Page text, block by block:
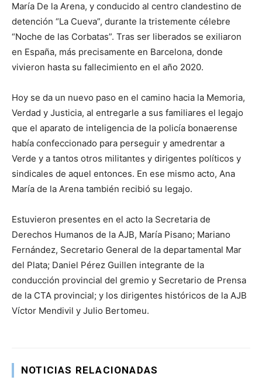
María De la Arena, y conducido al centro clandestino de
detención “La Cueva”, durante la tristemente célebre
“Noche de las Corbatas”. Tras ser liberados se exiliaron
en España, más precisamente en Barcelona, donde
vivieron hasta su fallecimiento en el año 2020.
Hoy se da un nuevo paso en el camino hacia la Memoria,
Verdad y Justicia, al entregarle a sus familiares el legajo
que el aparato de inteligencia de la policía bonaerense
había confeccionado para perseguir y amedrentar a
Verde y a tantos otros militantes y dirigentes políticos y
sindicales de aquel entonces. En ese mismo acto, Ana
María de la Arena también recibió su legajo.
Estuvieron presentes en el acto la Secretaria de
Derechos Humanos de la AJB, María Pisano; Mariano
Fernández, Secretario General de la departamental Mar
del Plata; Daniel Pérez Guillen integrante de la
conducción provincial del gremio y Secretario de Prensa
de la CTA provincial; y los dirigentes históricos de la AJB
Víctor Mendivil y Julio Bertomeu.
NOTICIAS RELACIONADAS